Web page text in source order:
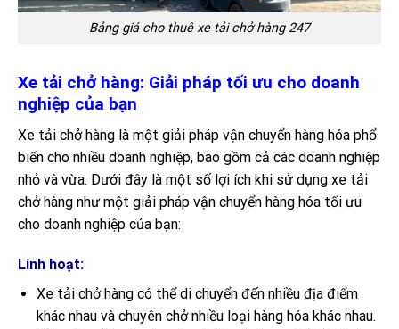
Bảng giá cho thuê xe tải chở hàng 247
Xe tải chở hàng: Giải pháp tối ưu cho doanh
nghiệp của bạn
Xe tải chở hàng là một giải pháp vận chuyển hàng hóa phổ
biến cho nhiều doanh nghiệp, bao gồm cả các doanh nghiệp
nhỏ và vừa. Dưới đây là một số lợi ích khi sử dụng xe tải
chở hàng như một giải pháp vận chuyển hàng hóa tối ưu
cho doanh nghiệp của bạn:
Linh hoạt:
Xe tải chở hàng có thể di chuyển đến nhiều địa điểm
khác nhau và chuyên chở nhiều loại hàng hóa khác nhau.